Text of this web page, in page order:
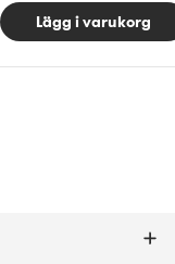
Lägg i varukorg